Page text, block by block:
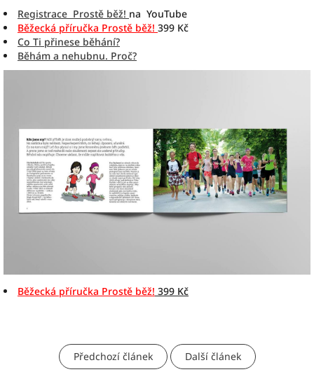
Registrace Prostě běž! na YouTube
Běžecká příručka Prostě běž! 399 Kč
Co Ti přinese běhání?
Běhám a nehubnu. Proč?
Běžecká příručka Prostě běž! 399 Kč
Předchozí článek Další článek